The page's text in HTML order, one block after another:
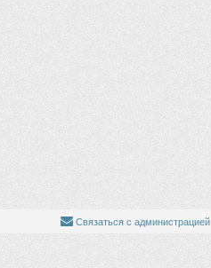
Связаться с администрацией